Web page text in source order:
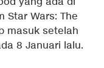
Star Wars: The
masuk setelah
8 Januari lalu.